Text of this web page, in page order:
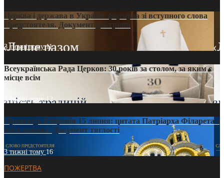
Церква і держава в Україні: формула зі вступного слова
Предстоятеля. Документ доктрини
3 тижні тому11
Всеукраїнська Рада Церков: 30 років за столом, за яким є
місце всім
3 тижні тому12
Проповідь Епіфанія 15 липня: цитата Патріарха Філарета з
його амвона. Документ тяглості
3 тижні тому16
ПОЖЕРТВА